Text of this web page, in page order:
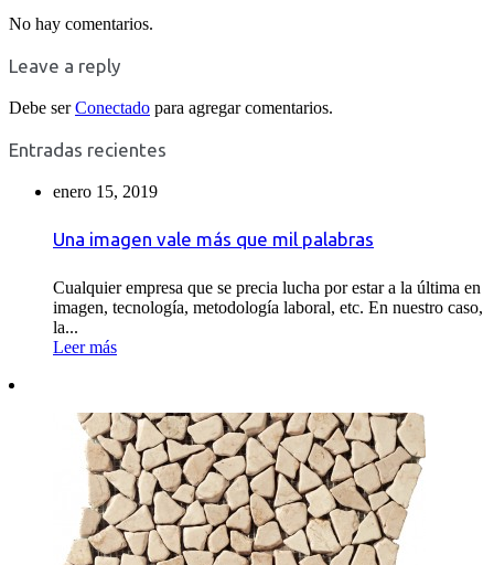
No hay comentarios.
Leave a reply
Debe serConectado para agregar comentarios.
Entradas recientes
enero 15, 2019
Una imagen vale más que mil palabras
Cualquier empresa que se precia lucha por estar a la última en
imagen, tecnología, metodología laboral, etc. En nuestro caso,
la...
Leer más